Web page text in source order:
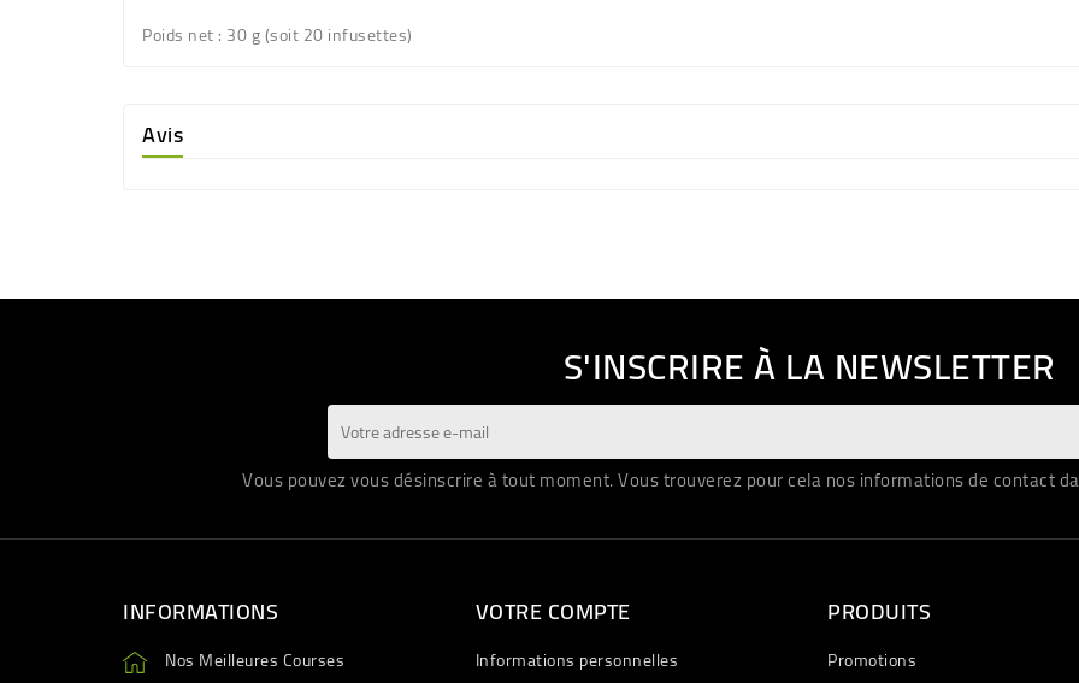
Poids net : 30 g (soit 20 infusettes)
Avis
S'INSCRIRE À LA NEWSLETTER
Vous pouvez vous désinscrire à tout moment. Vous trouverez pour cela nos informations de contact
INFORMATIONS
Nos Meilleures Courses
VOTRE COMPTE
Informations personnelles
PRODUITS
Promotions